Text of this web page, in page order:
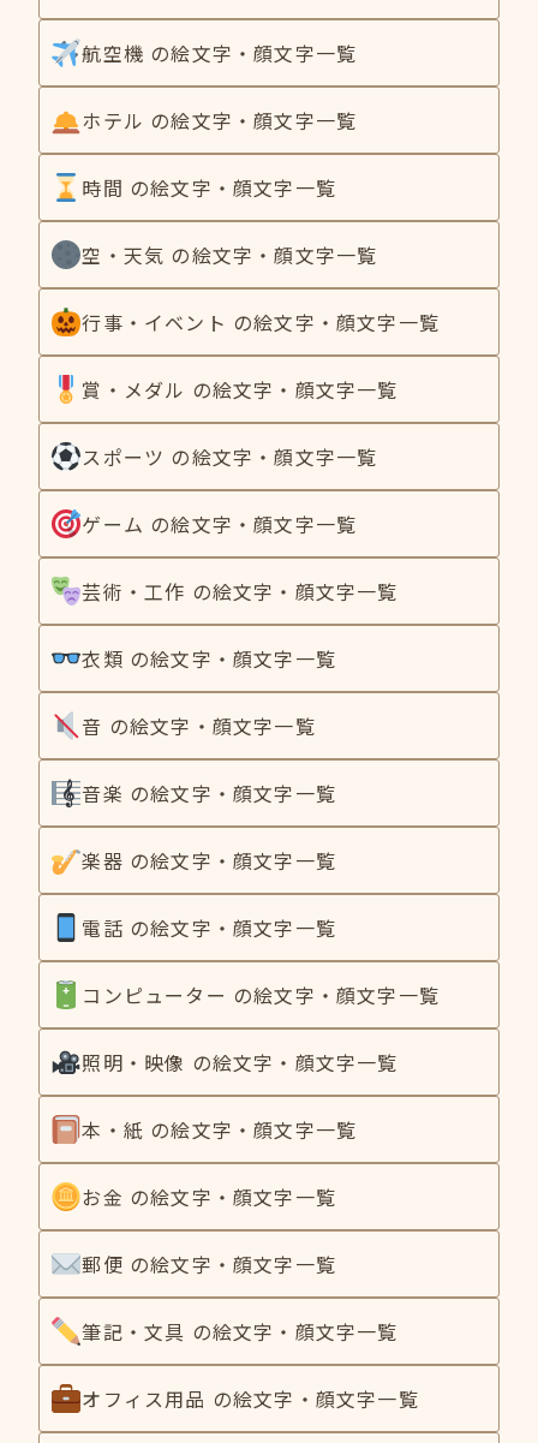
航空機 の絵文字・顔文字一覧
ホテル の絵文字・顔文字一覧
時間 の絵文字・顔文字一覧
空・天気 の絵文字・顔文字一覧
行事・イベント の絵文字・顔文字一覧
賞・メダル の絵文字・顔文字一覧
スポーツ の絵文字・顔文字一覧
ゲーム の絵文字・顔文字一覧
芸術・工作 の絵文字・顔文字一覧
衣類 の絵文字・顔文字一覧
音 の絵文字・顔文字一覧
音楽 の絵文字・顔文字一覧
楽器 の絵文字・顔文字一覧
電話 の絵文字・顔文字一覧
コンピューター の絵文字・顔文字一覧
照明・映像 の絵文字・顔文字一覧
本・紙 の絵文字・顔文字一覧
お金 の絵文字・顔文字一覧
郵便 の絵文字・顔文字一覧
筆記・文具 の絵文字・顔文字一覧
オフィス用品 の絵文字・顔文字一覧